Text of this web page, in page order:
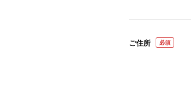
ご住所 必須